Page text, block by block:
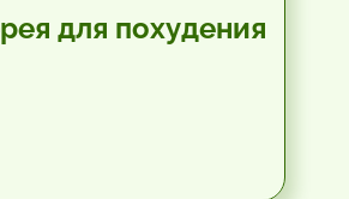
для похудения